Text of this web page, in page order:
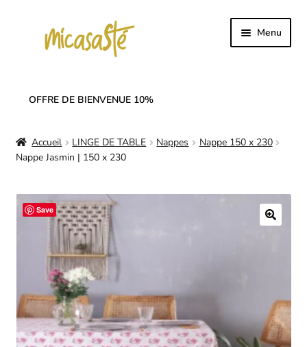
Menu
menu
SOLDES
Ouvrir
enfant
le
menu
Notre histoire
Nos réseaux
Mon compte
OFFRE DE BIENVENUE 10%
Accueil LINGE DE TABLE Nappes
Nappe 150 x 230
Nappe Jasmin | 150 x 230
Save